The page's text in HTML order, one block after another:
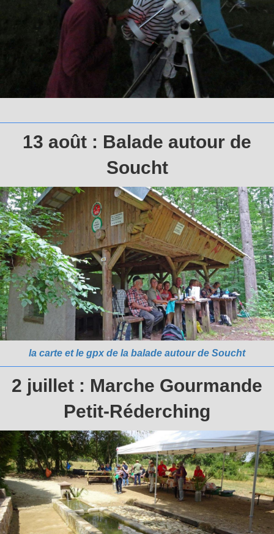
13 août : Balade autour de
Soucht
la carte et le gpx de la balade autour de Soucht
2 juillet : Marche Gourmande
Petit-Réderching